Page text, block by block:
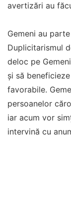
avertizări au
Gemeni au
Duplicitarismul
deloc pe
și să
favorabile.
persoanelor
iar acum vor
intervină cu